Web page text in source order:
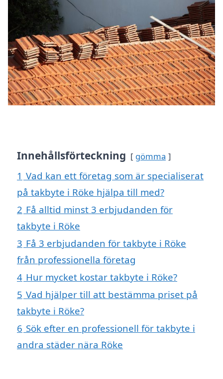
Innehållsförteckning gömma
1 Vad kan ett företag som är specialiserat
på takbyte i Röke hjälpa till med?
2 Få alltid minst 3 erbjudanden för
takbyte i Röke
3 Få 3 erbjudanden för takbyte i Röke
från professionella företag
4 Hur mycket kostar takbyte i Röke?
5 Vad hjälper till att bestämma priset på
takbyte i Röke?
6 Sök efter en professionell för takbyte i
andra städer nära Röke